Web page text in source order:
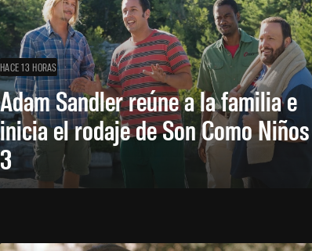
HACE 13 HORAS
Adam Sandler reúne a la familia e
inicia el rodaje de Son Como Niños
3